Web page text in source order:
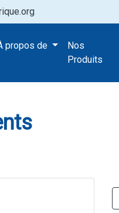
propos de
Nos
Produits